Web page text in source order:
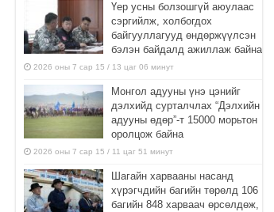
Үер усны болзошгүй аюулаас
сэргийлж, холбогдох
байгууллагууд өндөржүүлсэн
бэлэн байдалд ажиллаж байна
2026 оны 7 сар 15 / 13 цаг 06 минут
Монгол адууны үнэ цэнийг
дэлхийд сурталчлах “Дэлхийн
адууны өдөр”-т 15000 морьтон
оролцож байна
2026 оны 7 сар 15 / 11 цаг 51 минут
Шагайн харвааны насанд
хүрэгчдийн багийн төрөлд 106
багийн 848 харваач өрсөлдөж,